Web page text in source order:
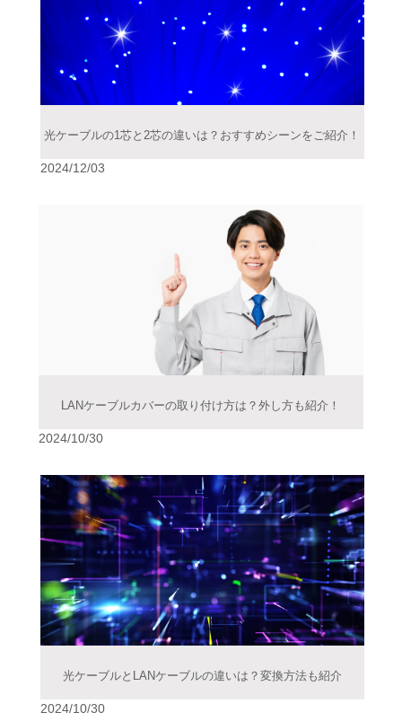
光ケーブルの1芯と2芯の違いは？おすすめシーンをご紹介！
2024/12/03
LANケーブルカバーの取り付け方は？外し方も紹介！
2024/10/30
光ケーブルとLANケーブルの違いは？変換方法も紹介
2024/10/30